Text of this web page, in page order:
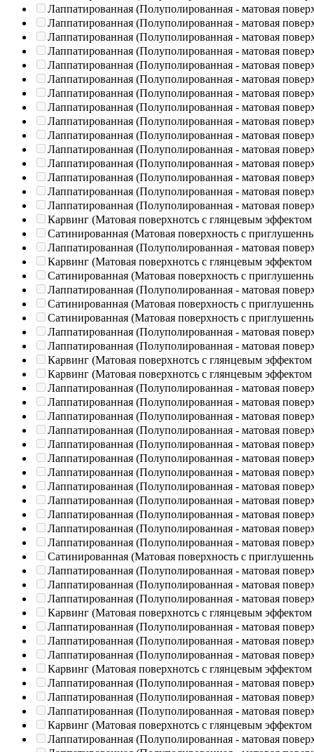
Лаппатированная (Полуполированная - матовая
Лаппатированная (Полуполированная - матовая
Лаппатированная (Полуполированная - матовая
Лаппатированная (Полуполированная - матовая
Лаппатированная (Полуполированная - матовая
Лаппатированная (Полуполированная - матовая
Лаппатированная (Полуполированная - матовая
Лаппатированная (Полуполированная - матовая
Лаппатированная (Полуполированная - матовая
Лаппатированная (Полуполированная - матовая
Лаппатированная (Полуполированная - матовая
Лаппатированная (Полуполированная - матовая
Лаппатированная (Полуполированная - матовая
Лаппатированная (Полуполированная - матовая
Лаппатированная (Полуполированная - матовая
Карвинг (Матовая поверхнотсь с глянцевым эффектом
Сатинированная (Матовая поверхность с
Лаппатированная (Полуполированная - матовая
Карвинг (Матовая поверхнотсь с глянцевым эффектом
Сатинированная (Матовая поверхность с
Лаппатированная (Полуполированная - матовая
Сатинированная (Матовая поверхность с
Сатинированная (Матовая поверхность с
Лаппатированная (Полуполированная - матовая
Лаппатированная (Полуполированная - матовая
Карвинг (Матовая поверхнотсь с глянцевым эффектом
Карвинг (Матовая поверхнотсь с глянцевым эффектом
Лаппатированная (Полуполированная - матовая
Лаппатированная (Полуполированная - матовая
Лаппатированная (Полуполированная - матовая
Лаппатированная (Полуполированная - матовая
Лаппатированная (Полуполированная - матовая
Лаппатированная (Полуполированная - матовая
Лаппатированная (Полуполированная - матовая
Лаппатированная (Полуполированная - матовая
Лаппатированная (Полуполированная - матовая
Лаппатированная (Полуполированная - матовая
Лаппатированная (Полуполированная - матовая
Лаппатированная (Полуполированная - матовая
Сатинированная (Матовая поверхность с
Лаппатированная (Полуполированная - матовая
Лаппатированная (Полуполированная - матовая
Лаппатированная (Полуполированная - матовая
Карвинг (Матовая поверхнотсь с глянцевым эффектом
Лаппатированная (Полуполированная - матовая
Лаппатированная (Полуполированная - матовая
Лаппатированная (Полуполированная - матовая
Карвинг (Матовая поверхнотсь с глянцевым эффектом
Лаппатированная (Полуполированная - матовая
Лаппатированная (Полуполированная - матовая
Лаппатированная (Полуполированная - матовая
Карвинг (Матовая поверхнотсь с глянцевым эффектом
Лаппатированная (Полуполированная - матовая